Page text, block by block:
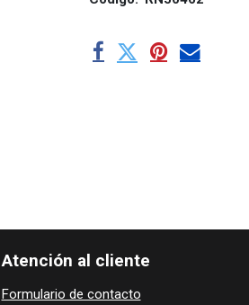
Atención al cliente
Formulario de contacto